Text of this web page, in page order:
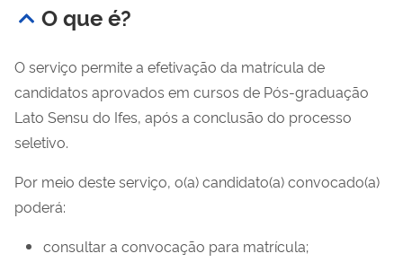
O que é?
O serviço permite a efetivação da matrícula de
candidatos aprovados em cursos de Pós-graduação
Lato Sensu do Ifes, após a conclusão do processo
seletivo.
Por meio deste serviço, o(a) candidato(a) convocado(a)
poderá:
consultar a convocação para matrícula;